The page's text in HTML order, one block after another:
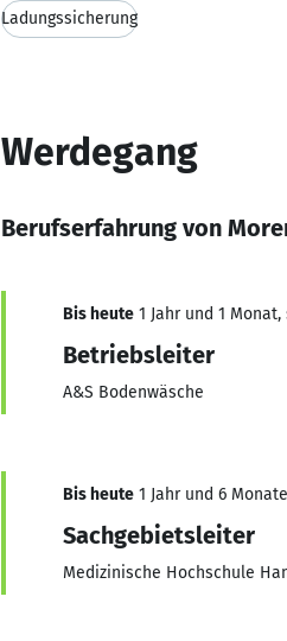
Ladungssicherung
Werdegang
Berufserfahrung von
Bis heute 1 Jahr und 1
Betriebsleiter
A&S Bodenwäsche
Bis heute 1 Jahr und 6
Sachgebietsleiter
Medizinische Hochschule